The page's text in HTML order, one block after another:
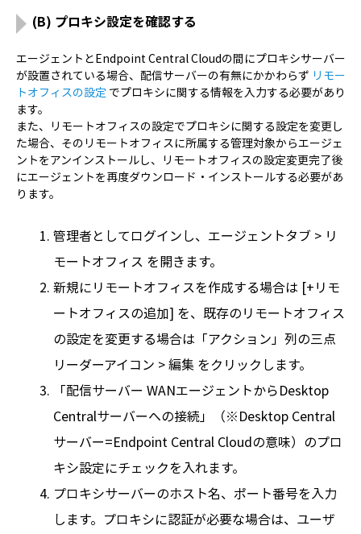
(B) プロキシ設定を確認する
エージェントとEndpoint Central Cloudの間にプロキシサーバー
が設置されている場合、配信サーバーの有無にかかわらず リモー
トオフィスの設定 でプロキシに関する情報を入力する必要があり
ます。
また、リモートオフィスの設定でプロキシに関する設定を変更し
た場合、そのリモートオフィスに所属する管理対象からエージェ
ントをアンインストールし、リモートオフィスの設定変更完了後
にエージェントを再度ダウンロード・インストールする必要があ
ります。
管理者としてログインし、エージェントタブ > リ
モートオフィス を開きます。
新規にリモートオフィスを作成する場合は [+リモ
ートオフィスの追加] を、既存のリモートオフィス
の設定を変更する場合は「アクション」列の三点
リーダーアイコン > 編集 をクリックします。
「配信サーバー WANエージェントからDesktop
Centralサーバーへの接続」（※Desktop Central
サーバー=Endpoint Central Cloudの意味）のプロ
キシ設定にチェックを入れます。
プロキシサーバーのホスト名、ポート番号を入力
します。プロキシに認証が必要な場合は、ユーザ